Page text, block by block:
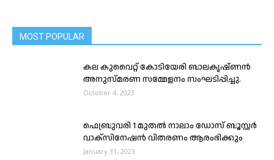
MOST POPULAR
കല കുവൈറ്റ് കോടിയേരി ബാലകൃഷ്ണൻ
അനുസ്മരണ സമ്മേളനം സംഘടിപ്പിച്ചു.
October 4, 2023
ഫെബ്രുവരി 1 മുതൽ നാലാം ഡോസ് ബൂസ്റ്റർ
വാക്സിനേഷൻ വിതരണം ആരംഭിക്കും
January 31, 2023